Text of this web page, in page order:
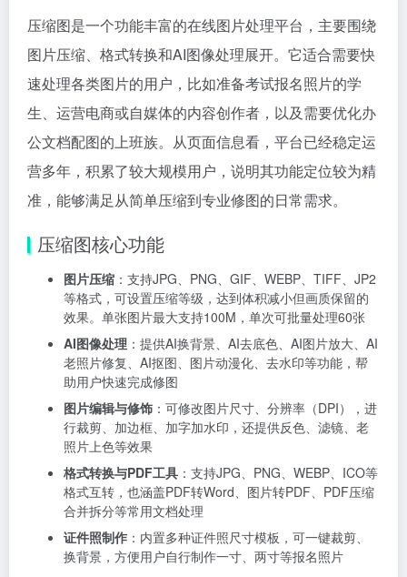
压缩图是一个功能丰富的在线图片处理平台，主要围绕
图片压缩、格式转换和AI图像处理展开。它适合需要快
速处理各类图片的用户，比如准备考试报名照片的学
生、运营电商或自媒体的内容创作者，以及需要优化办
公文档配图的上班族。从页面信息看，平台已经稳定运
营多年，积累了较大规模用户，说明其功能定位较为精
准，能够满足从简单压缩到专业修图的日常需求。
压缩图核心功能
图片压缩 ：支持JPG、PNG、GIF、WEBP、TIFF、JP2
等格式，可设置压缩等级，达到体积减小但画质保留的
效果。单张图片最大支持100M，单次可批量处理60张
AI图像处理 ：提供AI换背景、AI去底色、AI图片放大、AI
老照片修复、AI抠图、图片动漫化、去水印等功能，帮
助用户快速完成修图
图片编辑与修饰 ：可修改图片尺寸、分辨率（DPI），进
行裁剪、加边框、加字加水印，还提供反色、滤镜、老
照片上色等效果
格式转换与PDF工具 ：支持JPG、PNG、WEBP、ICO等
格式互转，也涵盖PDF转Word、图片转PDF、PDF压缩
合并拆分等常用文档处理
证件照制作 ：内置多种证件照尺寸模板，可一键裁剪、
换背景，方便用户自行制作一寸、两寸等报名照片